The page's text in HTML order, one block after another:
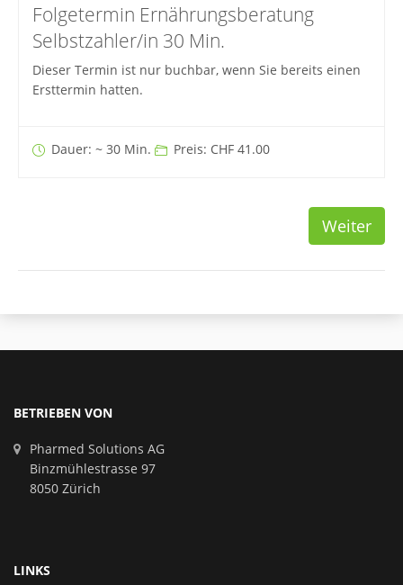
Folgetermin Ernährungsberatung
Selbstzahler/in 30 Min.
Dieser Termin ist nur buchbar, wenn Sie bereits einen
Ersttermin hatten.
Dauer: ~ 30 Min. Preis: CHF 41.00
Weiter
BETRIEBEN VON
Pharmed Solutions AG
Binzmühlestrasse 97
8050 Zürich
LINKS